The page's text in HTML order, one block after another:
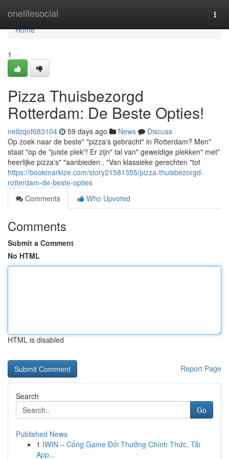
onelifesocial
Home
Home
1
Pizza Thuisbezorgd
Rotterdam: De Beste Opties!
nellzqof683104 59 days ago News
Discuss
Op zoek naar de beste" "pizza's gebracht" in Rotterdam? Men"
staat "op de "juiste plek"! Er zijn" tal van" geweldige plekken" met"
heerlijke pizza's" "aanbieden . "Van klassieke gerechten "tot
https://bookmarkize.com/story21581355/pizza-thuisbezorgd-
rotterdam-de-beste-opties
Comments
Who Upvoted
Comments
Submit a Comment
No HTML
HTML is disabled
Report Page
Search
Go
Published News
1 IWIN – Cổng Game Đổi Thưởng Chính Thức, Tải
App...